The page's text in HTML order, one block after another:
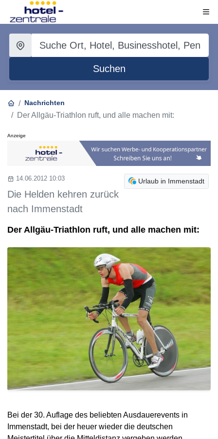
Suchen
Nachrichten
Der Allgäu-Triathlon ruft, und alle machen mit:
Anzeige
Urlaub in Immenstadt
14.06.2012 10:03
Die Helden kehren zurück
nach Immenstadt
Der Allgäu-Triathlon ruft, und alle machen mit:
Bei der 30. Auflage des beliebten Ausdauerevents in
Immenstadt, bei der heuer wieder die deutschen